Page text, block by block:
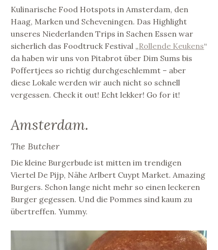
Kulinarische Food Hotspots in Amsterdam, den
Haag, Marken und Scheveningen. Das Highlight
unseres Niederlanden Trips in Sachen Essen war
sicherlich das Foodtruck Festival „Rollende Keukens“
da haben wir uns von Pitabrot über Dim Sums bis
Poffertjees so richtig durchgeschlemmt – aber
diese Lokale werden wir auch nicht so schnell
vergessen. Check it out! Echt lekker! Go for it!
Amsterdam.
The Butcher
Die kleine Burgerbude ist mitten im trendigen
Viertel De Pijp, Nähe Arlbert Cuypt Market. Amazing
Burgers. Schon lange nicht mehr so einen leckeren
Burger gegessen. Und die Pommes sind kaum zu
übertreffen. Yummy.